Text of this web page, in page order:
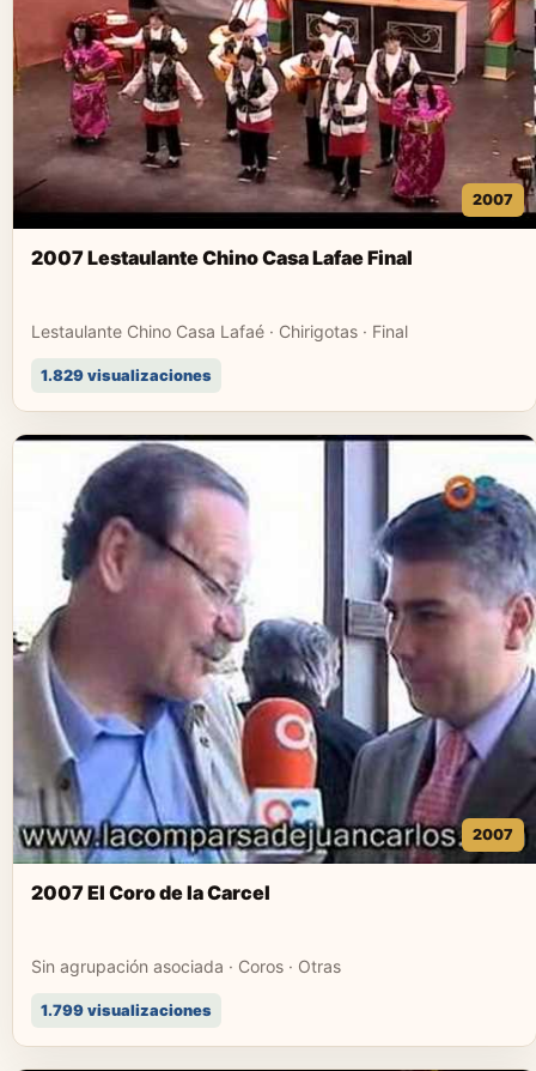
2007
2007 Lestaulante Chino Casa Lafae Final
Lestaulante Chino Casa Lafaé · Chirigotas · Final
1.829 visualizaciones
2007
2007 El Coro de la Carcel
Sin agrupación asociada · Coros · Otras
1.799 visualizaciones